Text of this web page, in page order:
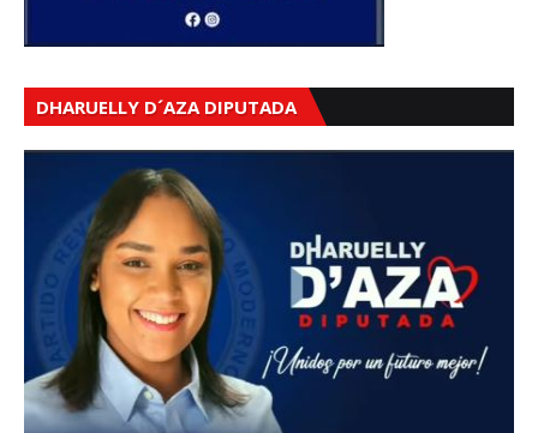
DHARUELLY D´AZA DIPUTADA